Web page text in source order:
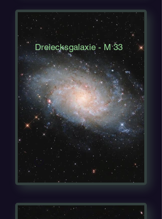
Dreiecksgalaxie - M 33